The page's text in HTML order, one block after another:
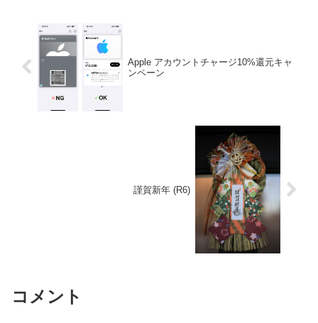
Apple アカウントチャージ10%還元キャ
ンペーン
謹賀新年 (R6)
コメント